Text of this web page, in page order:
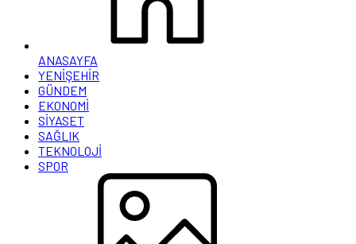
ANASAYFA
YENİŞEHİR
GÜNDEM
EKONOMİ
SİYASET
SAĞLIK
TEKNOLOJİ
SPOR